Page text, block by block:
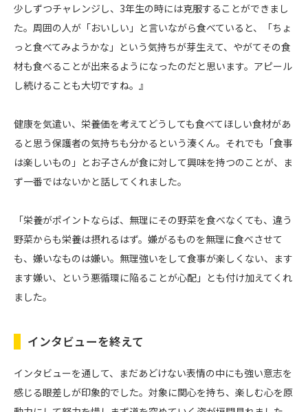
少しずつチャレンジし、3年生の時には克服することができまし
た。周囲の人が「おいしい」と言いながら食べていると、「ちょ
っと食べてみようかな」という気持ちが芽生えて、やがてその食
材も食べることが出来るようになったのだと思います。アピール
し続けることも大切ですね。』
健康を気遣い、栄養価を考えてどうしても食べてほしい食材があ
ると思う保護者の気持ちも分かるという湊くん。それでも「食事
は楽しいもの」とお子さんが食に対して興味を持つのことが、ま
ず一番ではないかと話してくれました。
「栄養がポイントならば、無理にその野菜を食べなくても、違う
野菜からも栄養は摂れるはず。嫌がるものを無理に食べさせて
も、嫌いなものは嫌い。無理強いをして食事が楽しくない、ます
ます嫌い、という悪循環に陥ることが心配」とも付け加えてくれ
ました。
インタビューを終えて
インタビューを通して、まだあどけない表情の中にも強い意志を
感じる眼差しが印象的でした。対象に関心を持ち、楽しむ心を原